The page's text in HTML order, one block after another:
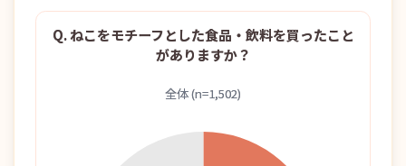
Q. ねこをモチーフとした食品・飲料を買ったこと
がありますか？
全体 (n=1,502)